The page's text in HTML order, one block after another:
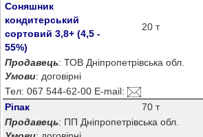
Соняшник
кондитерський
сортовий 3,8+ (4,5 -
55%)
20 т
Продавець: ТОВ Дніпропетрівська обл.
Умови: договірні
Тел: 067 544-62-00 E-mail:
Ріпак
70 т
Продавець: ПП Дніпропетрівська обл.